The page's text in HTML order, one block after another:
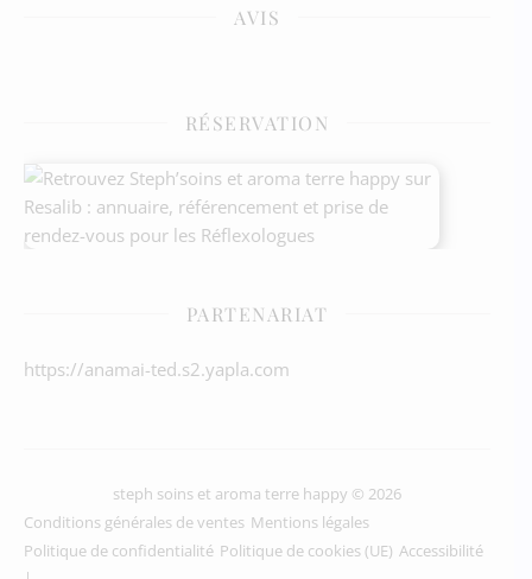
AVIS
RÉSERVATION
PARTENARIAT
https://anamai-ted.s2.yapla.com
steph soins et aroma terre happy © 2026
Conditions générales de ventes Mentions légales
Politique de confidentialité Politique de cookies (UE) Accessibilité